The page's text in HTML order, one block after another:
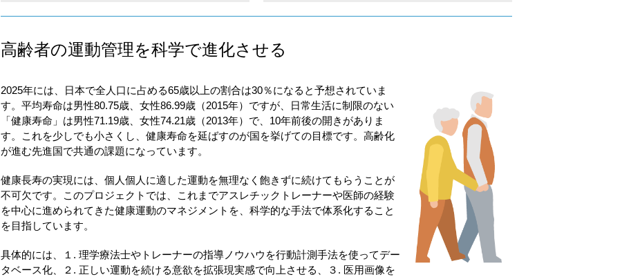
高齢者の運動管理を科学で進化させる
2025年には、日本で全人口に占める65歳以上の割合は30％になると予想されていま
す。平均寿命は男性80.75歳、女性86.99歳（2015年）ですが、日常生活に制限のない
「健康寿命」は男性71.19歳、女性74.21歳（2013年）で、10年前後の開きがありま
す。これを少しでも小さくし、健康寿命を延ばすのが国を挙げての目標です。高齢化
が進む先進国で共通の課題になっています。
健康長寿の実現には、個人個人に適した運動を無理なく飽きずに続けてもらうことが
不可欠です。このプロジェクトでは、これまでアスレチックトレーナーや医師の経験
を中心に進められてきた健康運動のマネジメントを、科学的な手法で体系化すること
を目指しています。
具体的には、１. 理学療法士やトレーナーの指導ノウハウを行動計測手法を使ってデー
タベース化、２. 正しい運動を続ける意欲を拡張現実感で向上させる、３. 医用画像を